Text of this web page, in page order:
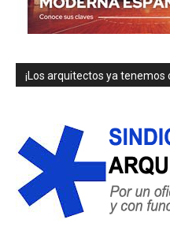
¡Los arquitectos ya tenemos